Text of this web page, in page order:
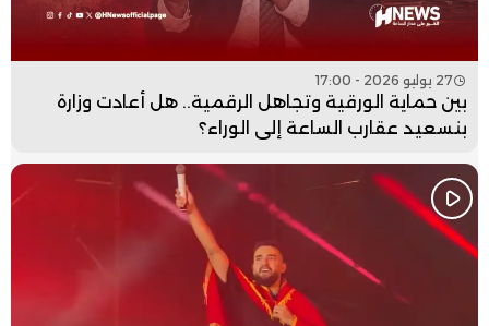
27 يوليو 2026 - 17:00
بين حماية الورقية وتجاهل الرقمية.. هل أعادت وزارة
بنسعيد عقارب الساعة إلى الوراء؟